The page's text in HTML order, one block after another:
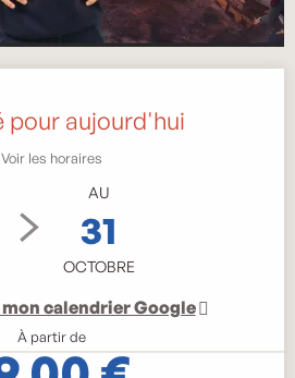
pour aujourd'hui
Voir les horaires
AU
31
OCTOBRE
calendrier Google
À partir de